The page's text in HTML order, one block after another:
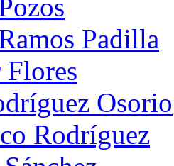
Padilla
Flores
Osorio
Rodríguez